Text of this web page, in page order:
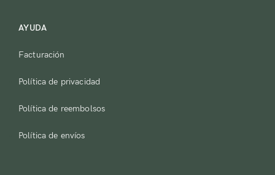
AYUDA
Facturación
Política de privacidad
Política de reembolsos
Política de envíos